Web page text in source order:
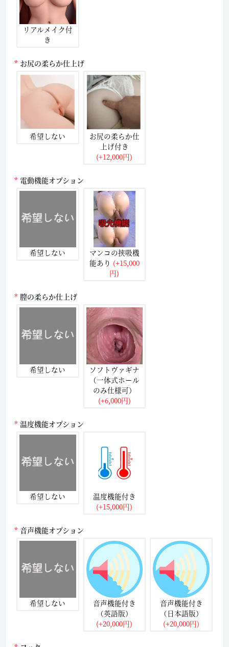
リアルメイク付
き
お尻の柔らか仕上げ
希望しない
お尻の柔らか仕
上げ付き
(+12,000円)
電動機能オプション
希望しない
マンコの挟吸機
能あり (+15,000
円)
膣の柔らか仕上げ
希望しない
ソフトヴァギナ
（一体式ホール
のみ仕様可）
(+6,000円)
温度機能オプション
希望しない
温度機能付き
(+15,000円)
音声機能オプション
希望しない
音声機能付き
（英語版）
(+20,000円)
音声機能付き
（日本語版）
(+20,000円)